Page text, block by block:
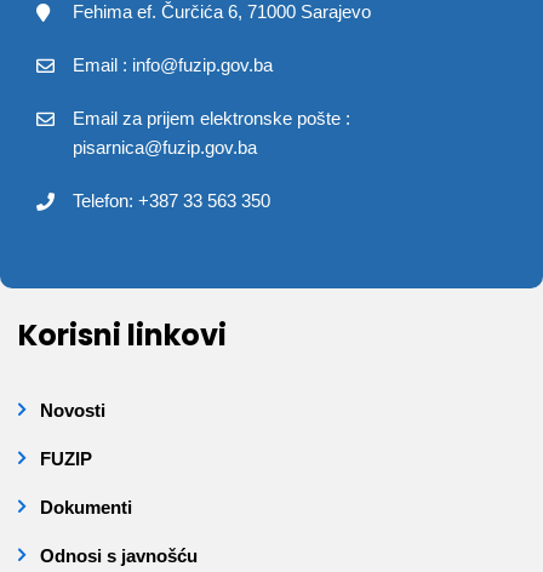
Fehima ef. Čurčića 6, 71000 Sarajevo
Email : info@fuzip.gov.ba
Email za prijem elektronske pošte :
pisarnica@fuzip.gov.ba
Telefon: +387 33 563 350
Korisni linkovi
Novosti
FUZIP
Dokumenti
Odnosi s javnošću